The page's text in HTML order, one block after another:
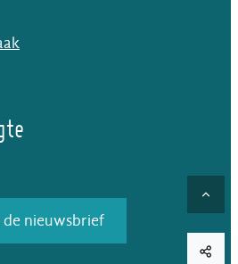
nieuwsbrief
Deel